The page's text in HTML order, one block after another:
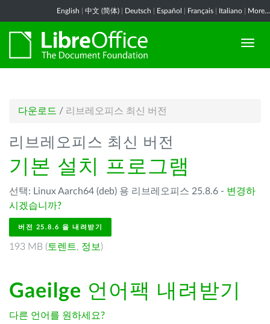
English 中文 (简体) Deutsch Español Français Italiano More...
다운로드 / 리브레오피스 최신 버전
리브레오피스 최신 버전
기본 설치 프로그램
선택: Linux Aarch64 (deb) 용 리브레오피스 25.8.6 - 변경하
시겠습니까?
버전 25.8.6 을 내려받기
193 MB ( 토렌트, 정보 )
Gaeilge 언어팩 내려받기
다른 언어를 원하세요?